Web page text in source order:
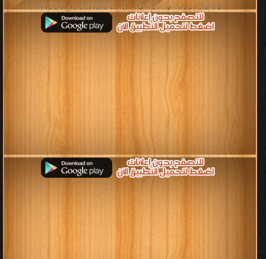
قراءة و تحميل كتب في كتب أدب الدراما الإجتماعية مجانا
[ 192 كتاب/كتب ]